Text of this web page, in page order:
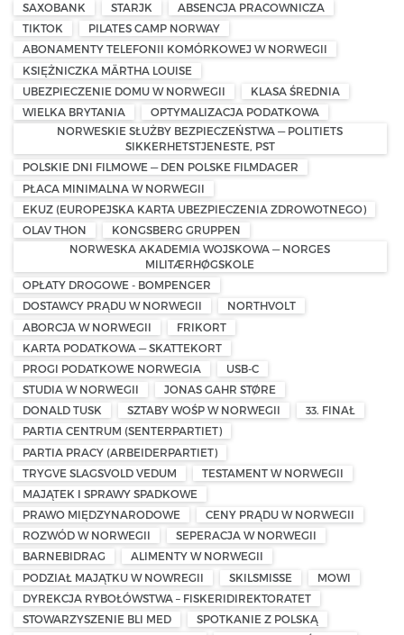
SAXOBANK
STARJK
ABSENCJA PRACOWNICZA
TIKTOK
PILATES CAMP NORWAY
ABONAMENTY TELEFONII KOMÓRKOWEJ W NORWEGII
KSIĘŻNICZKA MÄRTHA LOUISE
UBEZPIECZENIE DOMU W NORWEGII
KLASA ŚREDNIA
WIELKA BRYTANIA
OPTYMALIZACJA PODATKOWA
NORWESKIE SŁUŻBY BEZPIECZEŃSTWA — POLITIETS
SIKKERHETSTJENESTE, PST
POLSKIE DNI FILMOWE — DEN POLSKE FILMDAGER
PŁACA MINIMALNA W NORWEGII
EKUZ (EUROPEJSKA KARTA UBEZPIECZENIA ZDROWOTNEGO)
OLAV THON
KONGSBERG GRUPPEN
NORWESKA AKADEMIA WOJSKOWA — NORGES
MILITÆRHØGSKOLE
OPŁATY DROGOWE - BOMPENGER
DOSTAWCY PRĄDU W NORWEGII
NORTHVOLT
ABORCJA W NORWEGII
FRIKORT
KARTA PODATKOWA — SKATTEKORT
PROGI PODATKOWE NORWEGIA
USB-C
STUDIA W NORWEGII
JONAS GAHR STØRE
DONALD TUSK
SZTABY WOŚP W NORWEGII
33. FINAŁ
PARTIA CENTRUM (SENTERPARTIET)
PARTIA PRACY (ARBEIDERPARTIET)
TRYGVE SLAGSVOLD VEDUM
TESTAMENT W NORWEGII
MAJĄTEK I SPRAWY SPADKOWE
PRAWO MIĘDZYNARODOWE
CENY PRĄDU W NORWEGII
ROZWÓD W NORWEGII
SEPERACJA W NORWEGII
BARNEBIDRAG
ALIMENTY W NORWEGII
PODZIAŁ MAJĄTKU W NOWREGII
SKILSMISSE
MOWI
DYREKCJA RYBOŁÓWSTWA – FISKERIDIREKTORATET
STOWARZYSZENIE BLI MED
SPOTKANIE Z POLSKĄ